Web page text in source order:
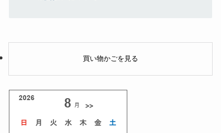
買い物かごを見る